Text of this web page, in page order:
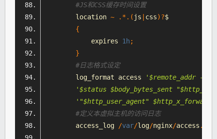
#JS和CSS缓存时间设置
        location
~ .*.( js css)?$
{
            expires
1h;
}
#日志格式设定
        log_format access
'$remote_addr -
'$status $body_bytes_sent
'"$http_user_agent"
#定义本虚拟主机的访问日志
        access_log
/var/log/nginx/access .